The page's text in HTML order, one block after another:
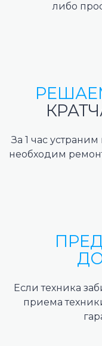
либо
За 1 час
необходим
Если техника
приема